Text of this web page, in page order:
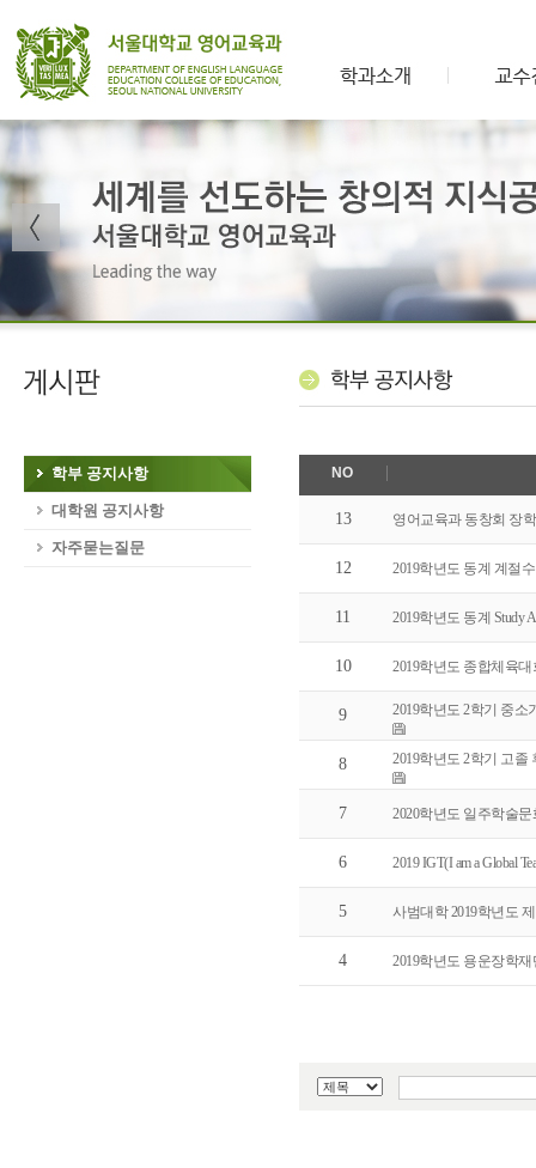
학부 공지사항
대학원 공지사항
자주묻는질문
NO
13 영어교육과 동창회 장
12 2019학년도 동계 계절
11 2019학년도 동계 Study
10 2019학년도 종합체육
9 2019학년도 2학기 중소
8 2019학년도 2학기 고졸
7 2020학년도 일주학술
6 2019 IGT(I am a Global
5 사범대학 2019학년도
4 2019학년도 용운장학